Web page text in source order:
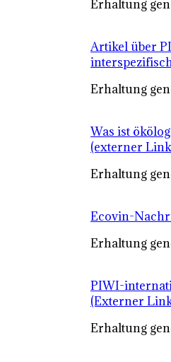
Erhaltung
Artikel über
Erhaltung
Was ist
(externer
Erhaltung
Ecovin-
Erhaltung
PIWI-
(Externer
Erhaltung